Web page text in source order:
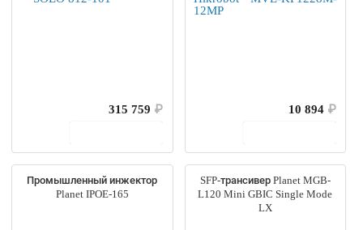
315 759 ₽
10 894 ₽
Промышленный инжектор
Planet IPOE-165
SFP-трансивер Planet MGB-
L120 Mini GBIC Single Mode
LX